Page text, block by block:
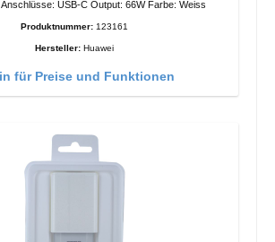
Verarbeitung Anschlüsse: USB-C Output: 66W Farbe: Weiss
Produktnummer: 123161
Hersteller: Huawei
für Preise und Funktionen